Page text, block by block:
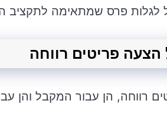
לגלות פרס שמתאימה לתקציב
הן עבור המקבל והן